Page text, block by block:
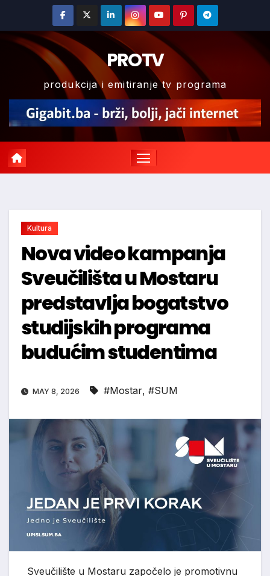
content
PROTV
produkcija i emitiranje tv programa
Kultura
Nova video kampanja
Sveučilišta u Mostaru
predstavlja bogatstvo
studijskih programa
budućim studentima
MAY 8, 2026 #Mostar, #SUM
Sveučilište u Mostaru započelo je promotivnu